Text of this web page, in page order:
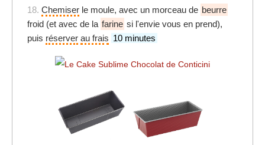
18. Chemiser le moule, avec un morceau de beurre
froid (et avec de la farine si l'envie vous en prend),
puis réserver au frais 10 minutes